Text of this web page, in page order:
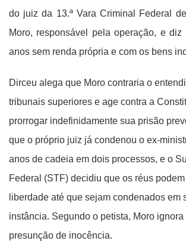
do juiz da 13.ª Vara Criminal Federal
Moro, responsável pela operação, e
anos sem renda própria e com os bens
Dirceu alega que Moro contraria o
tribunais superiores e age contra a
prorrogar indefinidamente sua prisão
que o próprio juiz já condenou o ex-
anos de cadeia em dois processos, e o
Federal (STF) decidiu que os réus
liberdade até que sejam condenados em
instância. Segundo o petista, Moro
presunção de inocência.